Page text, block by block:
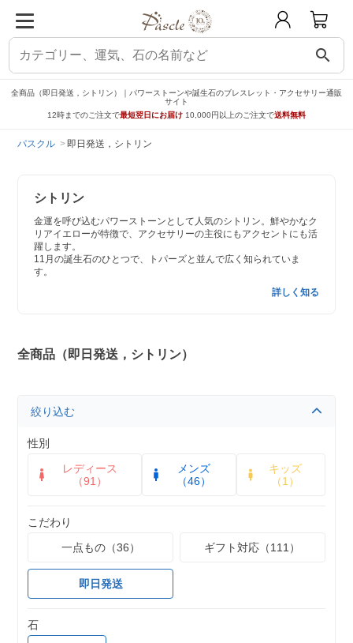
search
全商品（即日発送，シトリン）｜パワーストーンや誕生石のブレスレット・アクセサリー通販
サイト
12時までのご注文で最短翌日にお届け 10,000円以上のご注文で送料無料
パスクル 即日発送，シトリン
シトリン
金運を呼び込むパワーストーンとして人気のシトリン。鮮やかなク
リアイエローが特徴で、アクセサリーの主役にもアクセントにも活
躍します。
11月の誕生石のひとつで、トパーズと並んで広く知られていま
す。
詳しく知る
全商品（即日発送，シトリン）
絞り込む
性別
レディース
（91）
メンズ
（46）
キッズ
（1）
こだわり
一点もの（36）
ギフト対応（111）
即日発送
石